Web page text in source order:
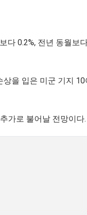
다 0.2%, 전년 동월보
을 입은 미군 기지
가로 불어날 전망이